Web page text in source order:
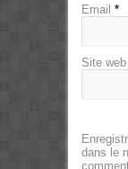
Email *
Site web
dans le